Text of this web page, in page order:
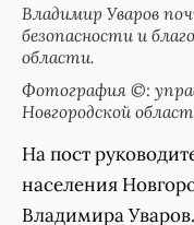
Владимир Уваров
безопасности и
области.
Фотография ©:
Новгородской
На пост
населения
Владимира